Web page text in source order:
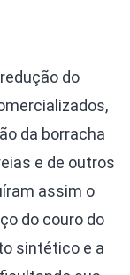
do
da borracha
e de outros
assim o
do couro do
sintético e a